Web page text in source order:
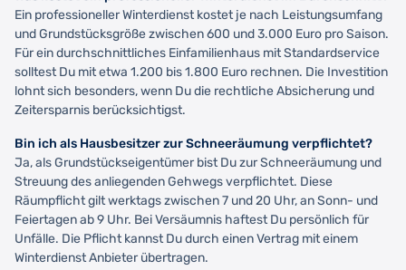
Ein professioneller Winterdienst kostet je nach Leistungsumfang
und Grundstücksgröße zwischen 600 und 3.000 Euro pro Saison.
Für ein durchschnittliches Einfamilienhaus mit Standardservice
solltest Du mit etwa 1.200 bis 1.800 Euro rechnen. Die Investition
lohnt sich besonders, wenn Du die rechtliche Absicherung und
Zeitersparnis berücksichtigst.
Bin ich als Hausbesitzer zur Schneeräumung verpflichtet?
Ja, als Grundstückseigentümer bist Du zur Schneeräumung und
Streuung des anliegenden Gehwegs verpflichtet. Diese
Räumpflicht gilt werktags zwischen 7 und 20 Uhr, an Sonn- und
Feiertagen ab 9 Uhr. Bei Versäumnis haftest Du persönlich für
Unfälle. Die Pflicht kannst Du durch einen Vertrag mit einem
Winterdienst Anbieter übertragen.